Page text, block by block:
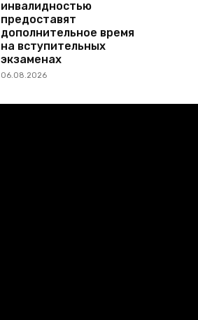
инвалидностью
предоставят
дополнительное время
на вступительных
экзаменах
06.08.2026